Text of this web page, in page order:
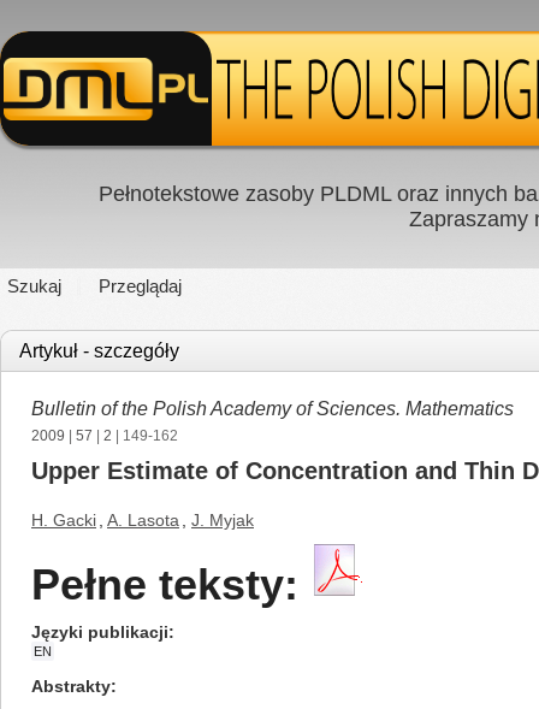
Pełnotekstowe zasoby PLDML oraz innych
Zapraszamy
Szukaj Przeglądaj
Artykuł - szczegóły
Bulletin of the Polish Academy of Sciences. Mathematics
2009 57 2 | 149-162
Upper Estimate of Concentration and Thin
H. Gacki A. Lasota J. Myjak
Pełne teksty:
Języki publikacji
EN
Abstrakty